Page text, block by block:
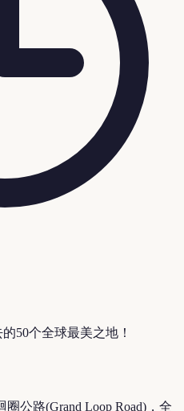
50个全球最美之地！
路(Grand Loop Road)，全